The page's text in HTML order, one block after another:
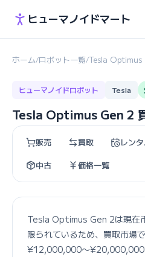
ヒューマノイドマート
ホーム/ロボット一覧/Tesla Optimus
ヒューマノイドロボット Tesla
Tesla Optimus Gen 2
販売 買取 レン
中古
価格一覧
Tesla Optimus Gen 2は現在
限られているため、買取市場
¥12,000,000〜¥20,000,000